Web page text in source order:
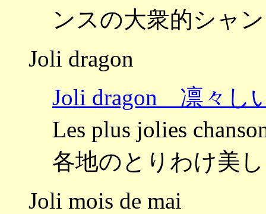
ンスの大衆的シャ
Joli dragon
Joli dragon 凛々し
Les plus jolies
各地のとりわけ美
Joli mois de mai